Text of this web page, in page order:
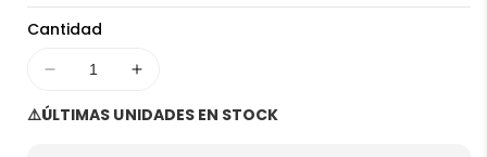
Cantidad
Disminuir
cantidad
para
Aumentar
para
⚠️ÚLTIMAS UNIDADES EN STOCK